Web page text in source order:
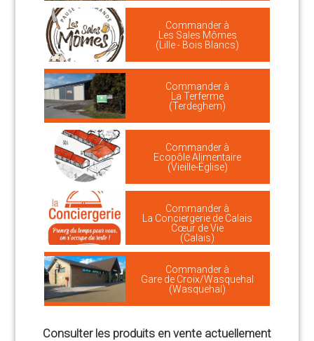
Commander à
Les Sales Mômes
(Lille - Bois Blancs)
Commander à
La Terferme
(Terdeghem)
Commander à
Ecopôle Alimentaire
(Vieille-Église)
Commander à
La Conciergerie de Calais
Cœur de Vie
(Calais)
Commander à
Gare de Croix/Wasquehal
(Wasquehal)
Consulter les produits en vente actuellement